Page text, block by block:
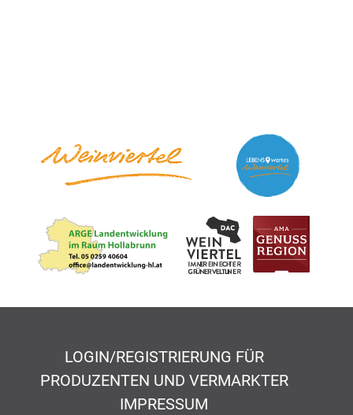
LOGIN/REGISTRIERUNG FÜR
PRODUZENTEN UND VERMARKTER
IMPRESSUM